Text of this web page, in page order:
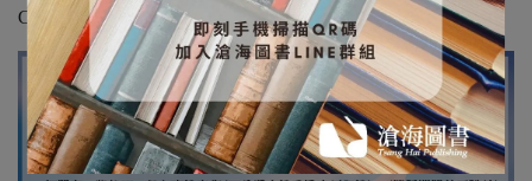
Chapter 13 其他重要議題（參見隨書光碟）